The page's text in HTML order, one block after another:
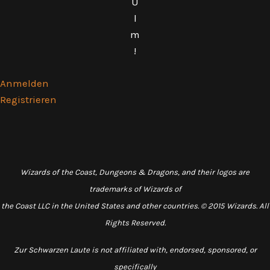
l
m
!
Anmelden
Registrieren
Wizards of the Coast, Dungeons & Dragons, and their logos are
trademarks of Wizards of
the Coast LLC in the United States and other countries. © 2015 Wizards. All
Rights Reserved.
Zur Schwarzen Laute is not affiliated with, endorsed, sponsored, or
specifically